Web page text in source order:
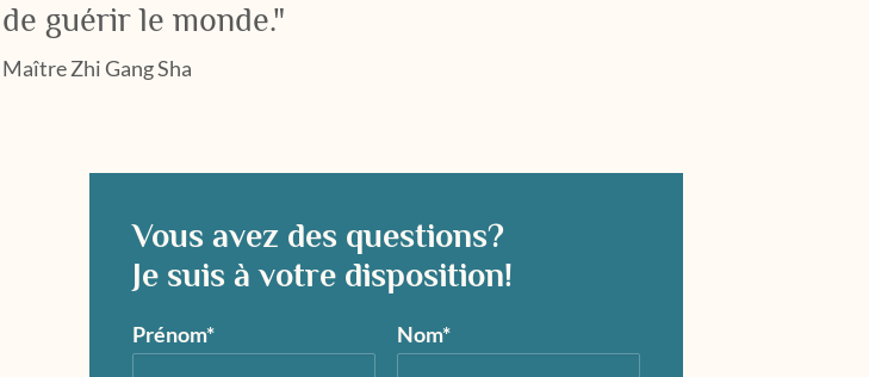
guérir le monde."
Zhi Gang Sha
Vous avez des questions?
Je suis à votre disposition!
Prénom* Nom*